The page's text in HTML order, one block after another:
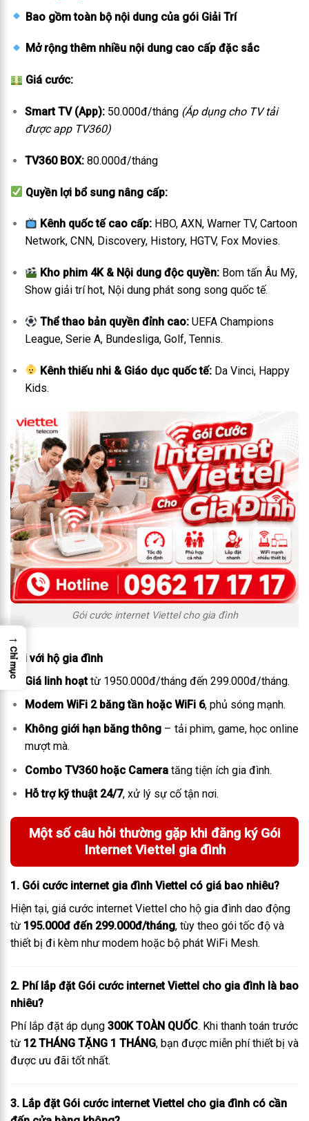
Bao gồm toàn bộ nội dung của gói Giải Trí
Mở rộng thêm nhiều nội dung cao cấp đặc sắc
Giá cước:
Smart TV (App):50.000đ/tháng (Áp dụng cho TV tải
được app TV360)
TV360 BOX:80.000đ/tháng
Quyền lợi bổ sung nâng cấp:
Kênh quốc tế cao cấp: HBO, AXN, Warner TV, Cartoon
Network, CNN, Discovery, History, HGTV, Fox Movies.
Kho phim 4K & Nội dung độc quyền: Bom tấn Âu Mỹ,
Show giải trí hot, Nội dung phát song song quốc tế.
Thể thao bản quyền đỉnh cao: UEFA Champions
League, Serie A, Bundesliga, Golf, Tennis.
Kênh thiếu nhi & Giáo dục quốc tế: Da Vinci, Happy
Kids.
Gói cước internet Viettel cho gia đình
Đối với hộ gia đình
Giá linh hoạttừ 1950.000đ/tháng đến 299.000đ/tháng.
Modem WiFi 2 băng tần hoặc WiFi 6, phủ sóng mạnh.
Không giới hạn băng thông – tải phim, game, học online
mượt mà.
Combo TV360 hoặc Cameratăng tiện ích gia đình.
Hỗ trợ kỹ thuật 24/7, xử lý sự cố tận nơi.
Một số câu hỏi thường gặp khi đăng ký Gói
Internet Viettel gia đình
1. Gói cước internet gia đình Viettel có giá bao nhiêu?
Hiện tại, giá cước internet Viettel cho hộ gia đình dao động
từ 195.000đ đến 299.000đ/tháng, tùy theo gói tốc độ và
thiết bị đi kèm như modem hoặc bộ phát WiFi Mesh.
2. Phí lắp đặt Gói cước internet Viettel cho gia đình là bao
nhiêu?
Phí lắp đặt áp dụng 300K TOÀN QUỐC. Khi thanh toán trước
từ 12 THÁNG TẶNG 1 THÁNG, bạn được miễn phí thiết bị và
được ưu đãi tốt nhất.
3. Lắp đặt Gói cước internet Viettel cho gia đình có cần
→
Chỉ mục